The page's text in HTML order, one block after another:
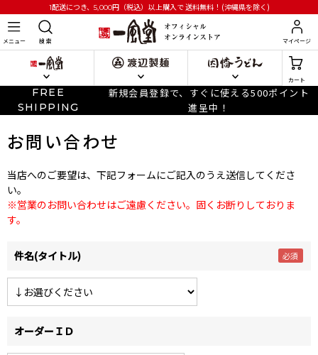
1配送につき、5,000円 （税込）以上購入で送料無料！(沖縄県を除く)
メニュー 検 索 マイページ
カート
FREE
SHIPPING
新規会員登録で、すぐに使える500ポイント
進呈中！
お問い合わせ
当店へのご要望は、下記フォームにご記入のうえ送信してくださ
い。
※営業のお問い合わせはご遠慮ください。固くお断りしておりま
す。
件名(タイトル)
オーダーＩＤ